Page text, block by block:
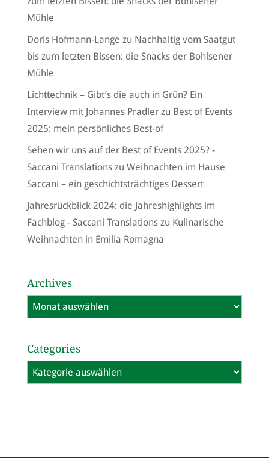
Mühle
Doris Hofmann-Lange zu Nachhaltig vom Saatgut
bis zum letzten Bissen: die Snacks der Bohlsener
Mühle
Lichttechnik – Gibt’s die auch in Grün? Ein
Interview mit Johannes Pradlerzu Best of Events
2025: mein persönliches Best-of
Sehen wir uns auf der Best of Events 2025? -
Saccani Translationszu Weihnachten im Hause
Saccani – ein geschichtsträchtiges Dessert
Jahresrückblick 2024: die Jahreshighlights im
Fachblog - Saccani Translationszu Kulinarische
Weihnachten in Emilia Romagna
Archives
Archives
Categories
Categories